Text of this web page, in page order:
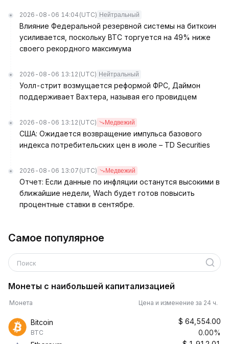
2026-08-06 14:04 (UTC) Нейтральный
Влияние Федеральной резервной системы на биткоин
усиливается, поскольку BTC торгуется на 49% ниже
своего рекордного максимума
2026-08-06 13:12 (UTC) Нейтральный
Уолл-стрит возмущается реформой ФРС, Даймон
поддерживает Вахтера, называя его провидцем
2026-08-06 13:12 (UTC) Медвежий
США: Ожидается возвращение импульса базового
индекса потребительских цен в июле – TD Securities
2026-08-06 13:07 (UTC) Медвежий
Отчет: Если данные по инфляции останутся высокими в
ближайшие недели, Wach будет готов повысить
процентные ставки в сентябре.
Самое популярное
Поиск
Монеты с наибольшей капитализацией
Монета Цена и изменение за 24 ч.
Bitcoin
BTC
$ 64,554.00
0.00%